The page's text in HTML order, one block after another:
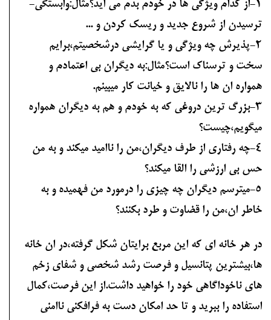
1-از کدام ویژگی ها در خودم بدم می اید؟مثال:وابستگی-
ترسیدن از شروع جدید و ریسک کردن و ...
2-پذیرش چه ویژگی و یا گرایشی درشخصیتم،برایم
سخت و ترسناک است؟مثال:به دیگران بی اعتمادم و
همواره ان ها را نالایق و خیانت کار میبینم.
3-بزرگ ترین دروغی که به خودم و هم به دیگران همواره
میگویم،چیست؟
4-چه رفتاری از طرف دیگران،من را ناامید میکند و به من
حس بی ارزشی را القا میکند؟
5-میترسم دیگران چه چیزی را درمورد من فهمیده و به
خاطر ان،من را قضاوت و طرد بکنند؟
در هر خانه ای که این مربع برایتان شکل گرفته،در ان خانه
ها،بیشترین پتانسیل و فرصت رشد شخصی و شفای زخم
های ناخوداگاهی خود را خواهید داشت.از این فرصت،کمال
استفاده را ببرید و تا حد امکان دست به فرافکنی ناامنی